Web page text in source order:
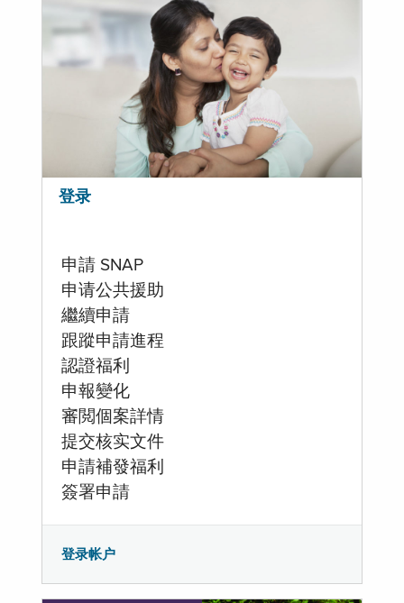
登录
申請 SNAP
申请公共援助
繼續申請
跟蹤申請進程
認證福利
申報變化
審閲個案詳情
提交核实文件
申請補發福利
簽署申請
登录帐户